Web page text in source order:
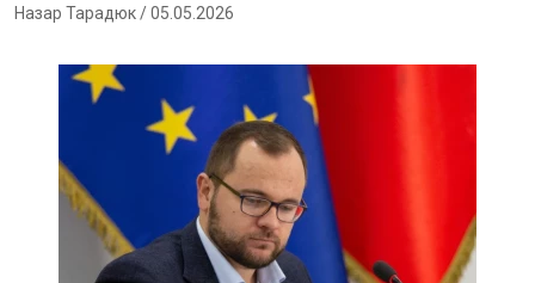
Назар Тарадюк/ 05.05.2026